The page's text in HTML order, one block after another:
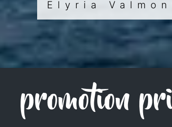
Elyria
promotion